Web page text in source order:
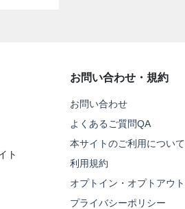
ト
お問い合わせ・規約
お問い合わせ
よくあるご質問QA
本サイトのご利用について
利用規約
オプトイン・オプトアウト
プライバシーポリシー